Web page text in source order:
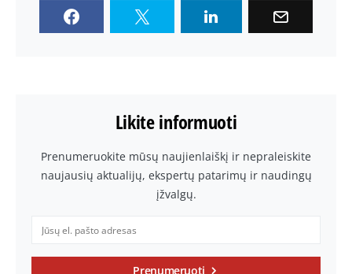
Likite informuoti
Prenumeruokite mūsų naujienlaiškį ir nepraleiskite
naujausių aktualijų, ekspertų patarimų ir naudingų
įžvalgų.
Prenumeruoti